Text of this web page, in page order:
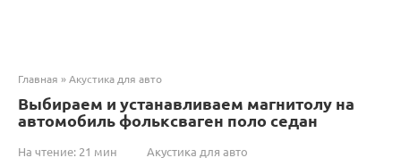
Главная »Акустика для авто
Выбираем и устанавливаем магнитолу на
автомобиль фольксваген поло седан
На чтение: 21 мин Акустика для авто